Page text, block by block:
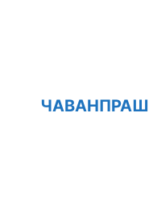
ЧАВАНПРАШ